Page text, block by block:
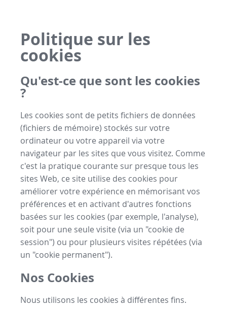
Politique sur les
cookies
Qu'est-ce que sont les cookies
?
Les cookies sont de petits fichiers de données
(fichiers de mémoire) stockés sur votre
ordinateur ou votre appareil via votre
navigateur par les sites que vous visitez. Comme
c'est la pratique courante sur presque tous les
sites Web, ce site utilise des cookies pour
améliorer votre expérience en mémorisant vos
préférences et en activant d'autres fonctions
basées sur les cookies (par exemple, l'analyse),
soit pour une seule visite (via un "cookie de
session") ou pour plusieurs visites répétées (via
un "cookie permanent").
Nos Cookies
Nous utilisons les cookies à différentes fins.